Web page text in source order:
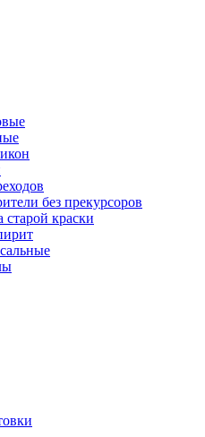
без прекурсоров
краски